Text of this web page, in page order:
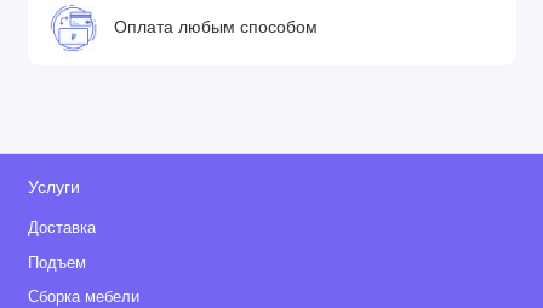
Оплата любым способом
Услуги
Доставка
Подъем
Сборка мебели